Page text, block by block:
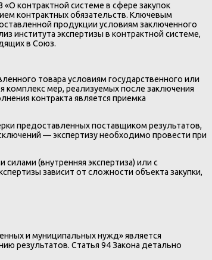
контрактной системе в сфере закупок
контрактных обязательств. Ключевым
продукции условиям заключенного
института экспертизы в контрактной системе,
в Союз.
товара условиям государственного или
комплекс мер, реализуемых после заключения
контракта является приемка
предоставленных поставщиком результатов,
— экспертизу необходимо провести при
(внутренняя экспертиза) или с
зависит от сложности объекта закупки,
и муниципальных нужд» является
результатов. Статья 94 Закона детально